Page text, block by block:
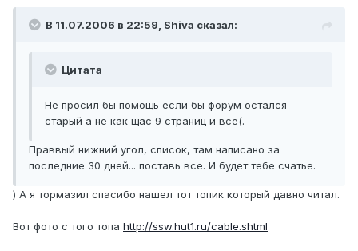
В 11.07.2006 в 22:59, Shiva сказал:
Цитата
Не просил бы помощь если бы форум остался
старый а не как щас 9 страниц и все(.
Праввый нижний угол, список, там написано за
последние 30 дней... поставь все. И будет тебе счатье.
) А я тормазил спасибо нашел тот топик который давно читал.
Вот фото с того топа http://ssw.hut1.ru/cable.shtml